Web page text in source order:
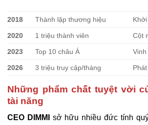
2018 Thành lập thương hiệu
2020 1 triệu thành viên Cột
2023 Top 10 châu Á
2026 3 triệu truy cập/tháng
Những phẩm chất tuyệt vời
tài năng
CEO DIMMI
sở hữu nhiều đức tính